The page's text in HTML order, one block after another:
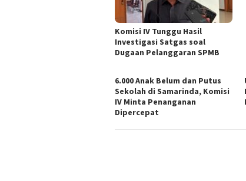
Komisi IV Tunggu Hasil
Investigasi Satgas soal
Dugaan Pelanggaran SPMB
6.000 Anak Belum dan Putus
Sekolah di Samarinda, Komisi
IV Minta Penanganan
Dipercepat